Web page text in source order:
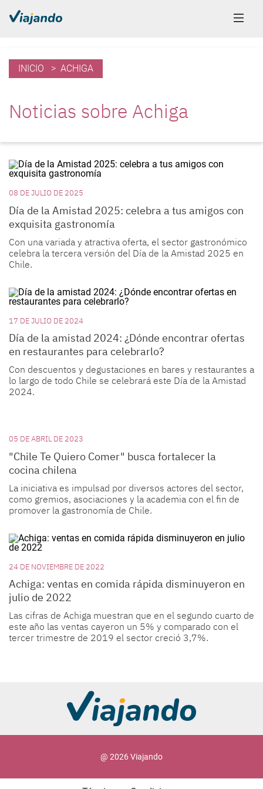
INICIO > ACHIGA
Noticias sobre Achiga
08 DE JULIO DE 2025
Día de la Amistad 2025: celebra a tus amigos con
exquisita gastronomía
Con una variada y atractiva oferta, el sector gastronómico
celebra la tercera versión del Día de la Amistad 2025 en
Chile.
17 DE JULIO DE 2024
Día de la amistad 2024: ¿Dónde encontrar ofertas
en restaurantes para celebrarlo?
Con descuentos y degustaciones en bares y restaurantes a
lo largo de todo Chile se celebrará este Día de la Amistad
2024.
05 DE ABRIL DE 2023
"Chile Te Quiero Comer" busca fortalecer la
cocina chilena
La iniciativa es impulsad por diversos actores del sector,
como gremios, asociaciones y la academia con el fin de
promover la gastronomía de Chile.
24 DE NOVIEMBRE DE 2022
Achiga: ventas en comida rápida disminuyeron en
julio de 2022
Las cifras de Achiga muestran que en el segundo cuarto de
este año las ventas cayeron un 5% y comparado con el
tercer trimestre de 2019 el sector creció 3,7%.
@ 2026 Viajando